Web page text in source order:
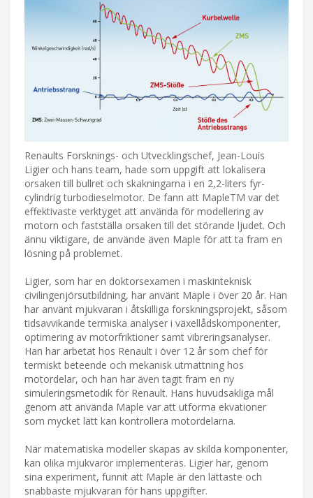
Renaults Forsknings- och Utvecklingschef, Jean-Louis
Ligier och hans team, hade som uppgift att lokalisera
orsaken till bullret och skakningarna i en 2,2-liters fyr-
cylindrig turbodieselmotor. De fann att MapleTM var det
effektivaste verktyget att använda för modellering av
motorn och fastställa orsaken till det störande ljudet. Och
ännu viktigare, de använde även Maple för att ta fram en
lösning på problemet.
Ligier, som har en doktorsexamen i maskinteknisk
civilingenjörsutbildning, har använt Maple i över 20 år. Han
har använt mjukvaran i åtskilliga forskningsprojekt, såsom
tidsavvikande termiska analyser i växellådskomponenter,
optimering av motorfriktioner samt vibreringsanalyser.
Han har arbetat hos Renault i över 12 år som chef för
termiskt beteende och mekanisk utmattning hos
motordelar, och han har även tagit fram en ny
simuleringsmetodik för Renault. Hans huvudsakliga mål
genom att använda Maple var att utforma ekvationer
som mycket lätt kan kontrollera motordelarna.
När matematiska modeller skapas av skilda komponenter,
kan olika mjukvaror implementeras. Ligier har, genom
sina experiment, funnit att Maple är den lättaste och
snabbaste mjukvaran för hans uppgifter.